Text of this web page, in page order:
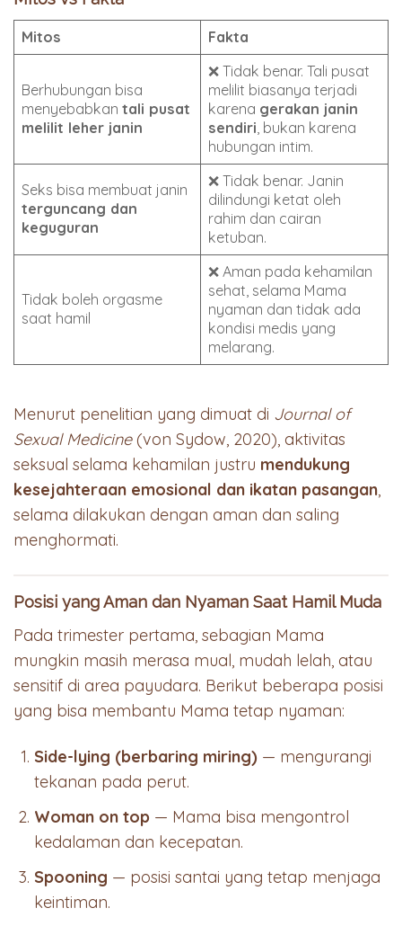
Mitos Fakta
Berhubungan bisa
menyebabkantali pusat
melilit leher janin
❌ Tidak benar. Tali pusat
melilit biasanya terjadi
karena gerakan janin
sendiri, bukan karena
hubungan intim.
Seks bisa membuat janin
terguncang dan
keguguran
❌ Tidak benar. Janin
dilindungi ketat oleh
rahim dan cairan
ketuban.
Tidak boleh orgasme
saat hamil
❌ Aman pada kehamilan
sehat, selama Mama
nyaman dan tidak ada
kondisi medis yang
melarang.
Menurut penelitian yang dimuat di Journal of
Sexual Medicine(von Sydow, 2020), aktivitas
seksual selama kehamilan justru mendukung
kesejahteraan emosional dan ikatan pasangan,
selama dilakukan dengan aman dan saling
menghormati.
Posisi yang Aman dan Nyaman Saat Hamil Muda
Pada trimester pertama, sebagian Mama
mungkin masih merasa mual, mudah lelah, atau
sensitif di area payudara. Berikut beberapa posisi
yang bisa membantu Mama tetap nyaman:
Side-lying (berbaring miring) — mengurangi
tekanan pada perut.
Woman on top — Mama bisa mengontrol
kedalaman dan kecepatan.
Spooning — posisi santai yang tetap menjaga
keintiman.